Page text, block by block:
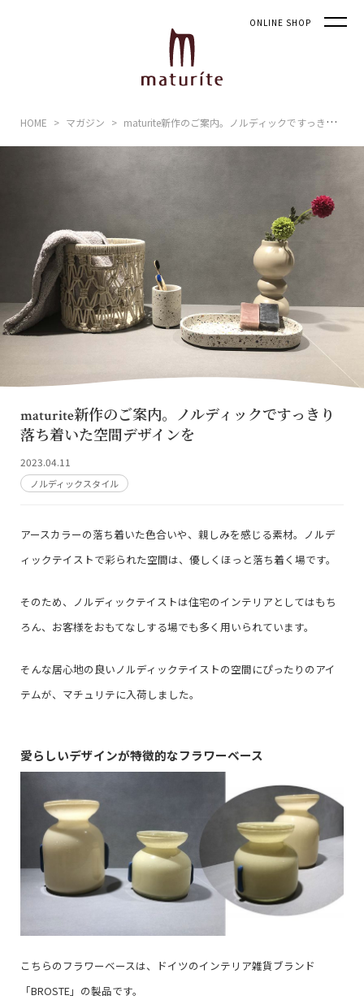
ONLINE SHOP
HOME マガジン maturite新作のご案内。ノルディックですっきり落ち着いた空間デザインを
maturite新作のご案内。ノルディックですっきり
落ち着いた空間デザインを
2023.04.11
ノルディックスタイル
アースカラーの落ち着いた色合いや、親しみを感じる素材。ノルデ
ィックテイストで彩られた空間は、優しくほっと落ち着く場です。
そのため、ノルディックテイストは住宅のインテリアとしてはもち
ろん、お客様をおもてなしする場でも多く用いられています。
そんな居心地の良いノルディックテイストの空間にぴったりのアイ
テムが、マチュリテに入荷しました。
愛らしいデザインが特徴的なフラワーベース
こちらのフラワーベースは、ドイツのインテリア雑貨ブランド
「BROSTE」の製品です。